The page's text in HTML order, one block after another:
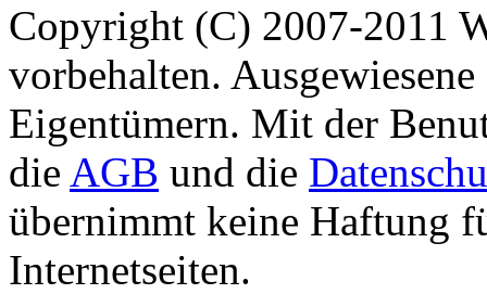
Copyright (C) 2007-2011
vorbehalten.
Eigentümern. Mit der
die AGB und die
übernimmt keine Haftung
Internetseiten.